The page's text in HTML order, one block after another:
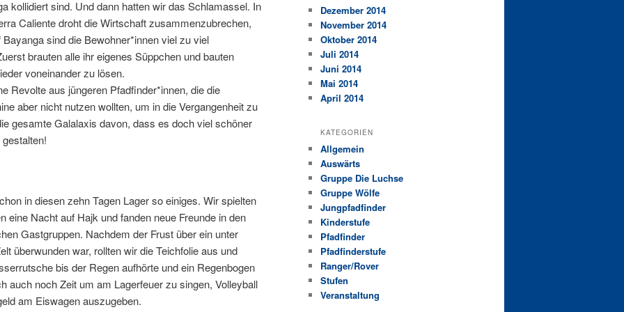
kollidiert sind. Und dann hatten wir das Schlamassel. In
Caliente droht die Wirtschaft zusammenzubrechen,
sind die Bewohner*innen viel zu viel
brauten alle ihr eigenes Süppchen und bauten
voneinander zu lösen.
Revolte aus jüngeren Pfadfinder*innen, die die
aber nicht nutzen wollten, um in die Vergangenheit zu
gesamte Galalaxis davon, dass es doch viel schöner
in diesen zehn Tagen Lager so einiges. Wir spielten
eine Nacht auf Hajk und fanden neue Freunde in den
Gastgruppen. Nachdem der Frust über ein unter
überwunden war, rollten wir die Teichfolie aus und
bis der Regen aufhörte und ein Regenbogen
auch noch Zeit um am Lagerfeuer zu singen, Volleyball
am Eiswagen auszugeben.
Dezember 2014
November 2014
Oktober 2014
Juli 2014
Juni 2014
Mai 2014
April 2014
KATEGORIEN
Allgemein
Auswärts
Gruppe Die Luchse
Gruppe Wölfe
Jungpfadfinder
Kinderstufe
Pfadfinder
Pfadfinderstufe
Ranger/Rover
Stufen
Veranstaltung